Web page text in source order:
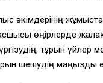
әкімдерінің
өңірлерде
тұрғын
шешудің маңызды